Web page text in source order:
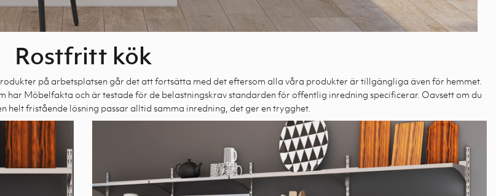
Rostfritt kök
på arbetsplatsen går det att fortsätta med det eftersom alla våra produkter är tillgängliga även för hemmet.
Möbelfakta och är testade för de belastningskrav standarden för offentlig inredning specificerar. Oavsett om du
helt fristående lösning passar alltid samma inredning, det ger en trygghet.